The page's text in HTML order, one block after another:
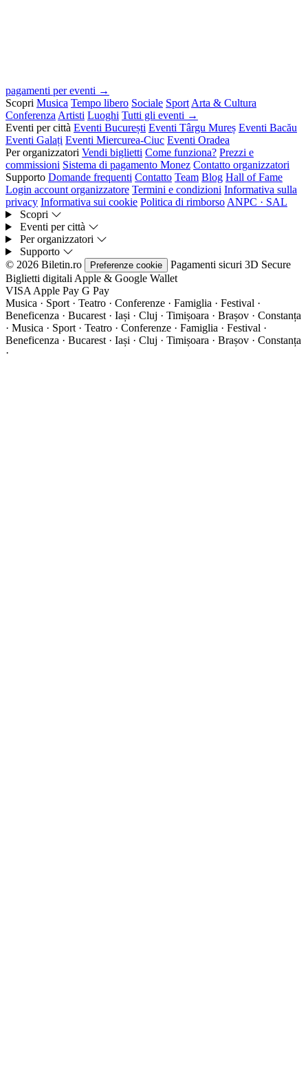
pagamenti per eventi →
Scopri Musica Tempo libero Sociale Sport Arta & Cultura
Conferenza Artisti Luoghi Tutti gli eventi →
Eventi per città Eventi București Eventi Târgu Mureș Eventi Bacău
Eventi Galați Eventi Miercurea-Ciuc Eventi Oradea
Per organizzatori Vendi biglietti Come funziona? Prezzi e
commissioni Sistema di pagamento Monez Contatto organizzatori
Supporto Domande frequenti Contatto Team Blog Hall of Fame
Login account organizzatore Termini e condizioni Informativa sulla
privacy Informativa sui cookie Politica di rimborso ANPC · SAL
Scopri
Eventi per città
Per organizzatori
Supporto
© 2026 Biletin.ro
Preferenze cookie Pagamenti sicuri 3D Secure
Biglietti digitali Apple & Google Wallet
VISA Apple Pay G Pay
Musica · Sport · Teatro · Conferenze · Famiglia · Festival ·
Beneficenza · Bucarest · Iași · Cluj · Timișoara · Brașov · Constanța
· Musica · Sport · Teatro · Conferenze · Famiglia · Festival ·
Beneficenza · Bucarest · Iași · Cluj · Timișoara · Brașov · Constanța
·